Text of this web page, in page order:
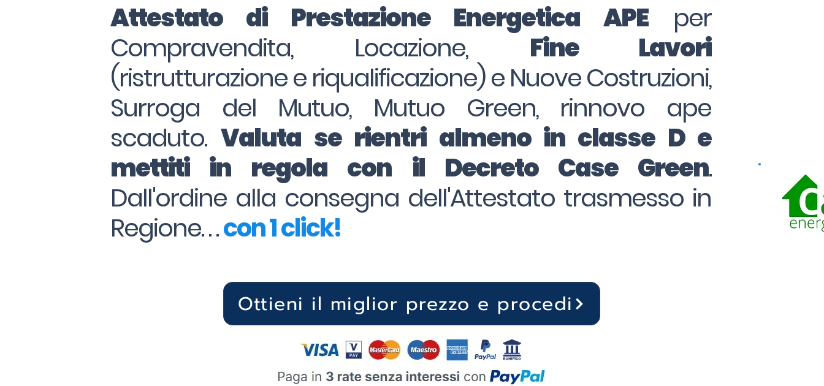
Attestato di Prestazione Energetica APEper
Compravendita, Locazione, Fine Lavori
(ristrutturazione e riqualificazione) e Nuove Costruzioni,
Surroga del Mutuo, Mutuo Green, rinnovo ape
scaduto.Valuta se rientri almeno in classe D e
mettiti in regola con il Decreto Case Green.
Dall'ordine alla consegna dell'Attestato trasmesso in
Regione. . .con 1 click!
Ottieni il miglior prezzo e procedi